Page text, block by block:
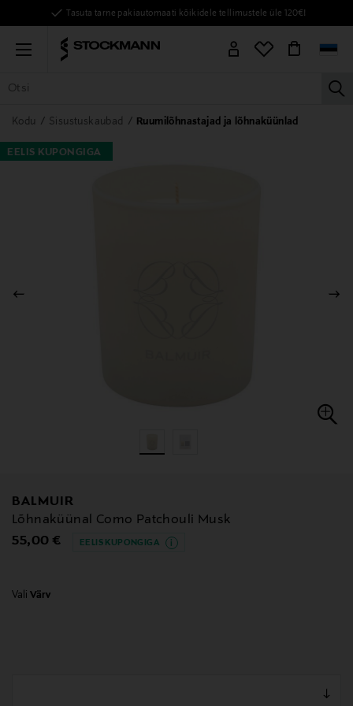
Tasuta tarne pakiautomaati kõikidele tellimustele üle 120€!
Menu
KÕIK TOOTED NAISED MEHED LAPSED KODU
Kodu Sisustuskaubad Ruumilõhnastajad ja lõhnaküünlad
EELIS KUPONGIGA
BALMUIR
Lõhnaküünal Como Patchouli Musk
Original Price
55,00 € EELIS KUPONGIGA
Vali Värv